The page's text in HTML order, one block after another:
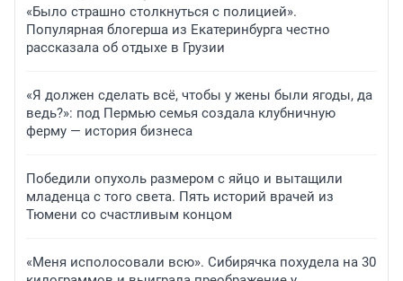
«Было страшно столкнуться с полицией».
Популярная блогерша из Екатеринбурга честно
рассказала об отдыхе в Грузии
«Я должен сделать всё, чтобы у жены были ягоды, да
ведь?»: под Пермью семья создала клубничную
ферму — история бизнеса
Победили опухоль размером с яйцо и вытащили
младенца с того света. Пять историй врачей из
Тюмени со счастливым концом
«Меня исполосовали всю». Сибирячка похудела на 30